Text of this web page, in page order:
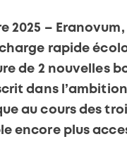
2025 –
rapide
de 2 nouvelles
dans
au cours des
encore plus